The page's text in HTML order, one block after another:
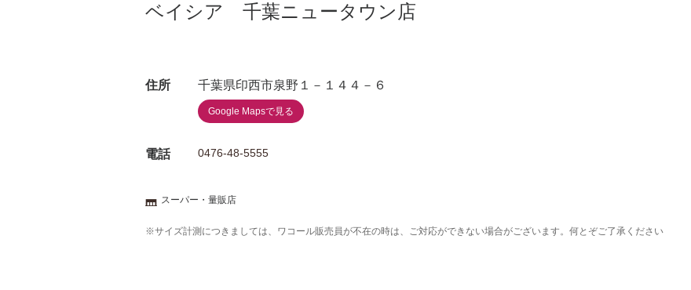
ベイシア 千葉ニュータウン店
住所 千葉県印西市泉野１－１４４－６
Google Mapsで見る
電話 0476-48-5555
スーパー・量販店
※サイズ計測につきましては、ワコール販売員が不在の時は、ご対応ができない場合がございます。何とぞご了承ください